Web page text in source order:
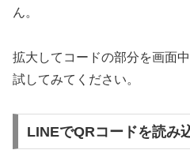
ん。
拡大してコードの部分を画面
試してみてください。
LINEでQRコードを読み